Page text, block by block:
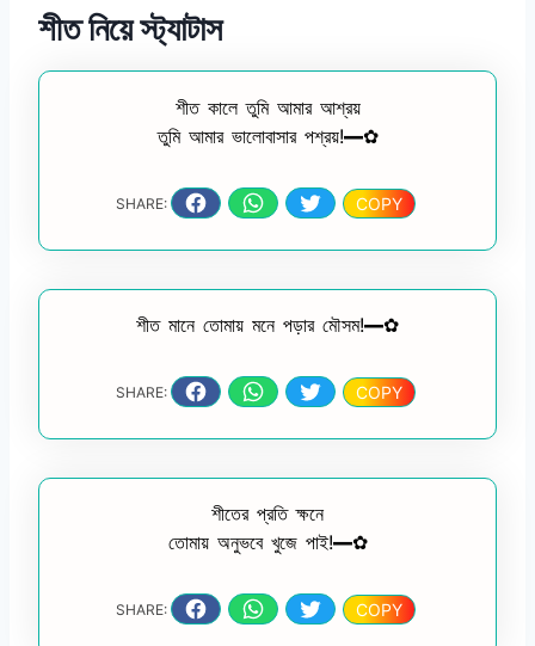
শীত নিয়ে স্ট্যাটাস
শীত কালে তুমি আমার আশ্রয়
তুমি আমার ভালোবাসার পশ্রয়!━✿
SHARE: COPY
শীত মানে তোমায় মনে পড়ার মৌসম!━✿
SHARE: COPY
শীতের প্রতি ক্ষনে
তোমায় অনুভবে খুজে পাই!━✿
SHARE: COPY